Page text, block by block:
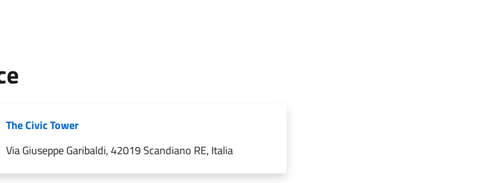
The Civic Tower
Via Giuseppe Garibaldi, 42019 Scandiano RE, Italia